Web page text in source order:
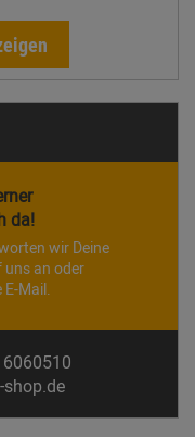
da!
wir Deine
uns an oder
E-Mail.